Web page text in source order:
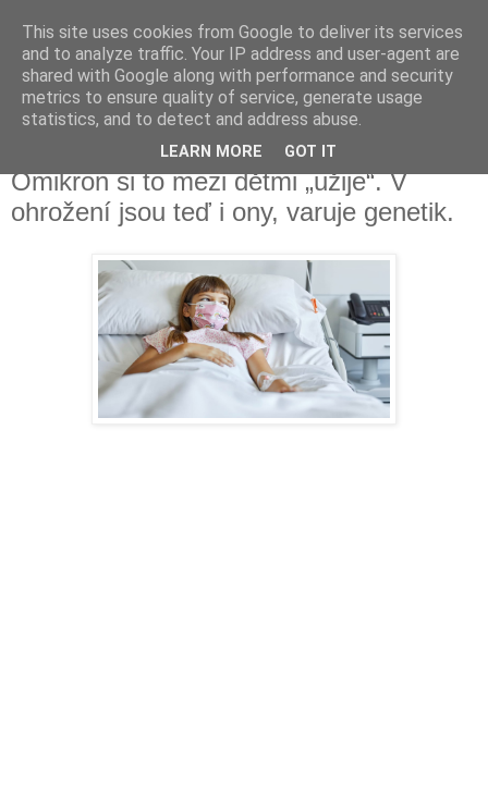
Fakečlánky
Věř všemu co tady vidíš.
pondělí 27. prosince 2021
Omikron si to mezi dětmi „užije“. V
ohrožení jsou teď i ony, varuje genetik.
This site uses cookies from Google to deliver its services
and to analyze traffic. Your IP address and user-agent are
shared with Google along with performance and security
metrics to ensure quality of service, generate usage
statistics, and to detect and address abuse.
LEARN MORE GOT IT